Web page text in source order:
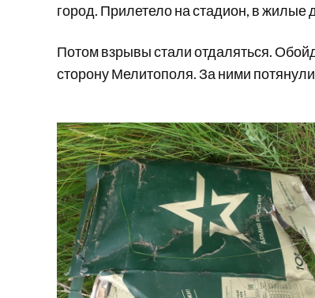
город. Прилетело на стадион, в жилые
Потом взрывы стали отдаляться.
сторону Мелитополя. За ними